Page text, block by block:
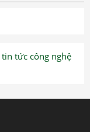
tin tức công nghệ